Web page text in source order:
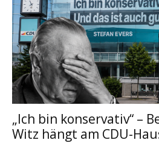
„Ich bin konservativ“ –
Witz hängt am CDU-